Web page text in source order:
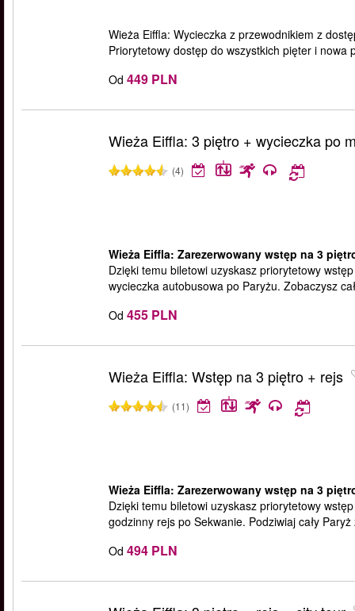
Wieża Eiffla: Wycieczka z przewodnikiem z
Priorytetowy dostęp do wszystkich pięter i nowa
Od 449 PLN
Wieża Eiffla: 3 piętro + wycieczka po
(4)
Wieża Eiffla: Zarezerwowany wstęp na 3
Dzięki temu biletowi uzyskasz priorytetowy
wycieczka autobusowa po Paryżu. Zobaczysz
Od 455 PLN
Wieża Eiffla: Wstęp na 3 piętro + rejs
(11)
Wieża Eiffla: Zarezerwowany wstęp na 3
Dzięki temu biletowi uzyskasz priorytetowy
godzinny rejs po Sekwanie. Podziwiaj cały
Od 494 PLN